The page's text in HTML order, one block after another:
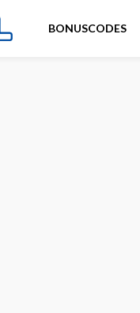
BONUSCODES